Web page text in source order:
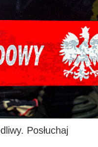
Posłuchaj